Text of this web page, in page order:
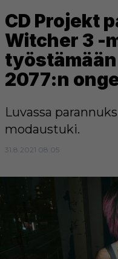
CD Projekt
Witcher 3 -
2077:n
Luvassa
modaustuki.
31.8.2021 08:05